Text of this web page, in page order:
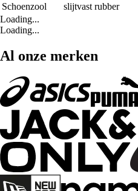
Schoenzool
slijtvast rubber
Loading...
Loading...
Al onze merken